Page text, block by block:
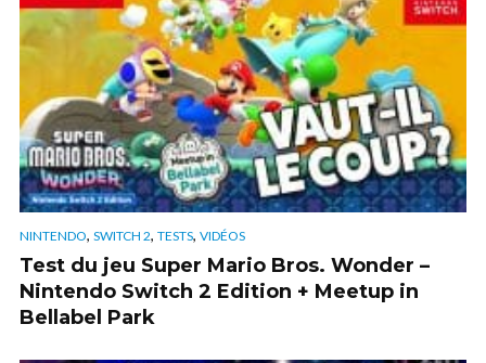
NINTENDO, SWITCH 2, TESTS, VIDÉOS
Test du jeu Super Mario Bros. Wonder –
Nintendo Switch 2 Edition + Meetup in
Bellabel Park